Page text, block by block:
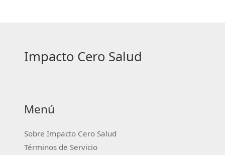
Impacto Cero Salud
Menú
Sobre Impacto Cero Salud
Términos de Servicio